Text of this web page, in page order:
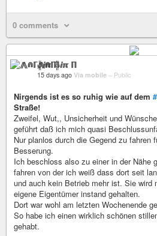
0 comments
⨇⋒ℾ╬ⅈℼ ℿ
15 days ago Via mobile – Public
Nirgends ist es so ruhig wie auf dem
Straße!
Zweifel, Wut,, Unsicherheit und
geführt daß ich mich quasi
Nur planlos durch die Gegend zu fahren
Besserung.
Ich beschloss also zu einer in der Nähe
fahren von der ich weiß dass dort seit
und auch kein Betrieb mehr ist. Sie wird
eigene Eigentümer instand gehalten.
Dort war wohl am letzten Wochenende
So habe ich einen wirklich schönen
gehabt.